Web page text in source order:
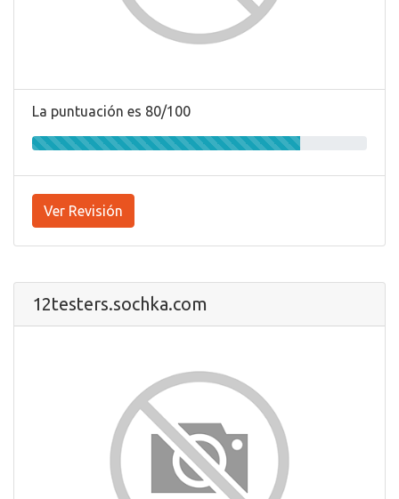
La puntuación es 80/100
Ver Revisión
12testers.sochka.com